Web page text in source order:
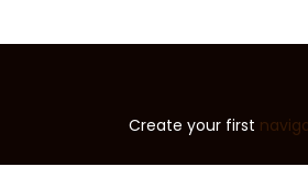
Create your first